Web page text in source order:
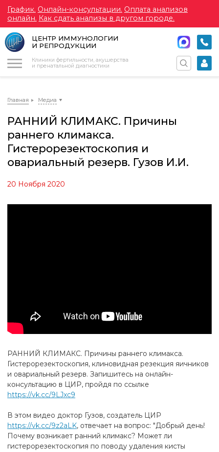
График. Онлайн-консультации. Оплата анализов
онлайн. Как сдать анализы в другом городе.
ЦЕНТР ИММУНОЛОГИИ
И РЕПРОДУКЦИИ
Клиники фертильности, акушерства
и пренатальной диагностики
Главная Медиа
РАННИЙ КЛИМАКС. Причины
раннего климакса.
Гистерорезектоскопия и
овариальный резерв. Гузов И.И.
20 Ноября 2020
РАННИЙ КЛИМАКС. Причины раннего климакса.
Гистерорезектоскопия, клиновидная резекция яичников
и овариальный резерв. Запишитесь на онлайн-
консультацию в ЦИР, пройдя по ссылке
https://vk.cc/9LJxc9
В этом видео доктор Гузов, создатель ЦИР
https://vk.cc/9z2aLK, отвечает на вопрос: "Добрый день!
Почему возникает ранний климакс? Может ли
гистерорезектоскопия по поводу удаления кисты